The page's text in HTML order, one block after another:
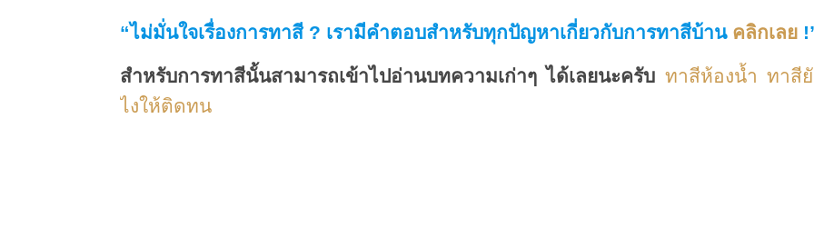
“ไม่มั่นใจเรื่องการทาสี ? เรามีคำตอบสำหรับทุกปัญหาเกี่ยวกับการทาสีบ้าน คลิกเลย
สำหรับการทาสีนั้นสามารถเข้าไปอ่านบทความเก่าๆ ได้เลยนะครับ ทาสีห้องน้ำ ทาสียั
ไงให้ติดทน